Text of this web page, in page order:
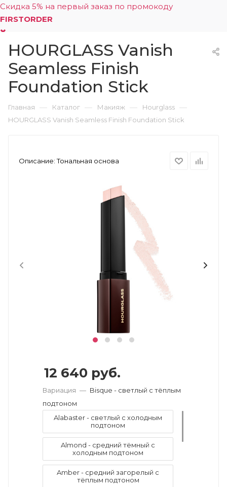
Скидка 5% на первый заказ по промокоду
FIRSTORDER
0
HOURGLASS Vanish
Seamless Finish
Foundation Stick
Главная — Каталог — Макияж — Hourglass —
HOURGLASS Vanish Seamless Finish Foundation Stick
Описание:Тональная основа
12 640 руб.
Вариация — Bisque - светлый с тёплым
подтоном
Alabaster - светлый с холодным
подтоном
Almond - средний тёмный с
холодным подтоном
Amber - средний загорелый с
тёплым подтоном